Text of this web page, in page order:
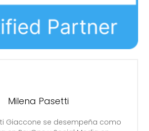
Milena Pasetti
Giaccone se desempeña como